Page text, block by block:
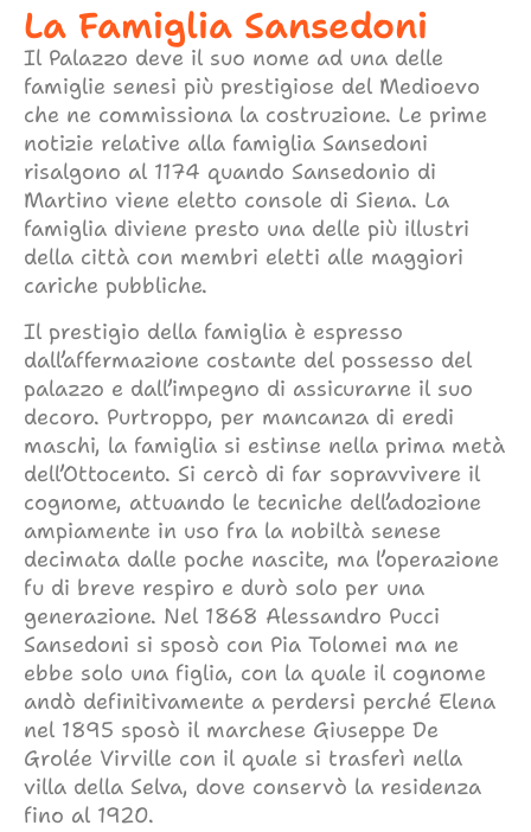
La Famiglia Sansedoni
Il Palazzo deve il suo nome ad una delle
famiglie senesi più prestigiose del Medioevo
che ne commissiona la costruzione. Le prime
notizie relative alla famiglia Sansedoni
risalgono al 1174 quando Sansedonio di
Martino viene eletto console di Siena. La
famiglia diviene presto una delle più illustri
della città con membri eletti alle maggiori
cariche pubbliche.
Il prestigio della famiglia è espresso
dall’affermazione costante del possesso del
palazzo e dall’impegno di assicurarne il suo
decoro. Purtroppo, per mancanza di eredi
maschi, la famiglia si estinse nella prima metà
dell’Ottocento. Si cercò di far sopravvivere il
cognome, attuando le tecniche dell’adozione
ampiamente in uso fra la nobiltà senese
decimata dalle poche nascite, ma l’operazione
fu di breve respiro e durò solo per una
generazione. Nel 1868 Alessandro Pucci
Sansedoni si sposò con Pia Tolomei ma ne
ebbe solo una figlia, con la quale il cognome
andò definitivamente a perdersi perché Elena
nel 1895 sposò il marchese Giuseppe De
Grolée Virville con il quale si trasferì nella
villa della Selva, dove conservò la residenza
fino al 1920.